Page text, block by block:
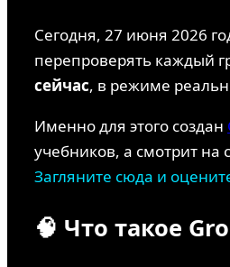
Сегодня, 27 июня 2026
перепроверять каждый
сейчас, в режиме
Именно для этого создан
учебников, а смотрит на
Загляните сюда и
🧠 Что такое